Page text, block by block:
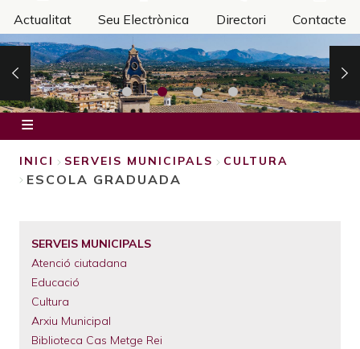
Actualitat Seu Electrònica Directori Contacte
Inici
Ajuntament
Serveis
Municipals
Tràmits
FIL
INICI SERVEIS MUNICIPALS CULTURA
ESCOLA GRADUADA
SERVEIS MUNICIPALS
Atenció ciutadana
Educació
Cultura
Arxiu Municipal
Biblioteca Cas Metge Rei